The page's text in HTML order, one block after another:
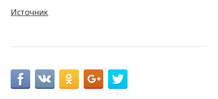
Источник